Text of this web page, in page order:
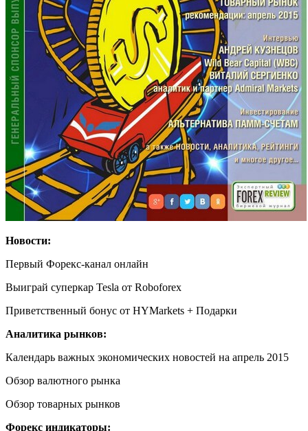
Новости:
Первый Форекс-канал онлайн
Выиграй суперкар Tesla от Roboforex
Приветственный бонус от HYMarkets + Подарки
Аналитика рынков:
Календарь важных экономических новостей на апрель 2015
Обзор валютного рынка
Обзор товарных рынков
Форекс индикаторы: